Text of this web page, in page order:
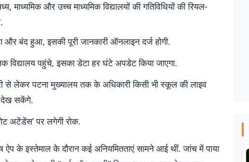
माध्यमिक और उच्च माध्यमिक विद्यालयों की गतिविधियों की रियल-
बंद हुआ, इसकी पूरी जानकारी ऑनलाइन दर्ज होगी.
विद्यालय पहुंचे, इसका डेटा हर घंटे अपडेट किया जाएगा.
से लेकर पटना मुख्यालय तक के अधिकारी किसी भी स्कूल की लाइव
देख सकेंगे.
अटेंडेंस’ पर लगेगी रोक.
ऐप के इस्तेमाल के दौरान कई अनियमितताएं सामने आई थीं. जांच में पाया